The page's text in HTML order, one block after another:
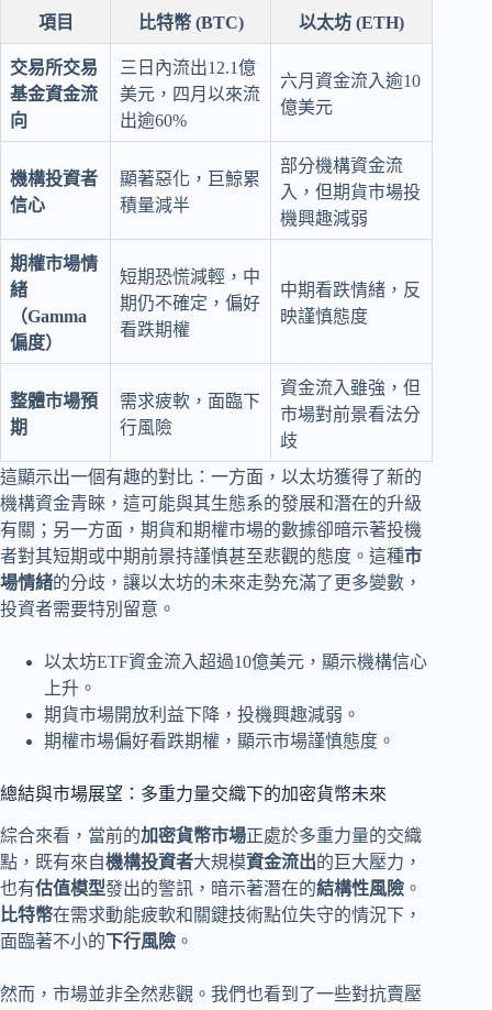
項目 比特幣 (BTC) 以太坊 (ETH)
交易所交易
基金資金流
向
三日內流出12.1億
美元，四月以來流
出逾60%
六月資金流入逾10
億美元
機構投資者
信心
顯著惡化，巨鯨累
積量減半
部分機構資金流
入，但期貨市場投
機興趣減弱
期權市場情
緒
（Gamma
偏度）
短期恐慌減輕，中
期仍不確定，偏好
看跌期權
中期看跌情緒，反
映謹慎態度
整體市場預
期
需求疲軟，面臨下
行風險
資金流入雖強，但
市場對前景看法分
歧
這顯示出一個有趣的對比：一方面，以太坊獲得了新的
機構資金青睞，這可能與其生態系的發展和潛在的升級
有關；另一方面，期貨和期權市場的數據卻暗示著投機
者對其短期或中期前景持謹慎甚至悲觀的態度。這種市
場情緒的分歧，讓以太坊的未來走勢充滿了更多變數，
投資者需要特別留意。
以太坊ETF資金流入超過10億美元，顯示機構信心
上升。
期貨市場開放利益下降，投機興趣減弱。
期權市場偏好看跌期權，顯示市場謹慎態度。
總結與市場展望：多重力量交織下的加密貨幣未來
綜合來看，當前的加密貨幣市場正處於多重力量的交織
點，既有來自機構投資者大規模資金流出的巨大壓力，
也有估值模型發出的警訊，暗示著潛在的結構性風險 。
比特幣在需求動能疲軟和關鍵技術點位失守的情況下，
面臨著不小的下行風險 。
然而，市場並非全然悲觀。我們也看到了一些對抗賣壓